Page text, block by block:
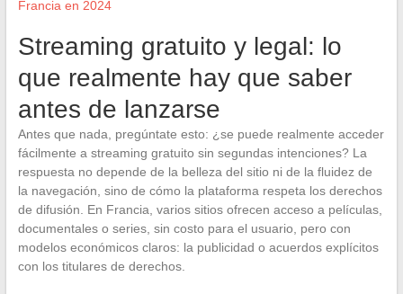
Francia en 2024
Streaming gratuito y legal: lo
que realmente hay que saber
antes de lanzarse
Antes que nada, pregúntate esto: ¿se puede realmente acceder
fácilmente a streaming gratuito sin segundas intenciones? La
respuesta no depende de la belleza del sitio ni de la fluidez de
la navegación, sino de cómo la plataforma respeta los derechos
de difusión. En Francia, varios sitios ofrecen acceso a películas,
documentales o series, sin costo para el usuario, pero con
modelos económicos claros: la publicidad o acuerdos explícitos
con los titulares de derechos.